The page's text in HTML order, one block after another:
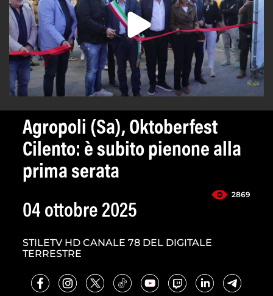
Agropoli (Sa), Oktoberfest
Cilento: è subito pienone alla
prima serata
2869
04 ottobre 2025
STILETV HD CANALE 78 DEL DIGITALE
TERRESTRE